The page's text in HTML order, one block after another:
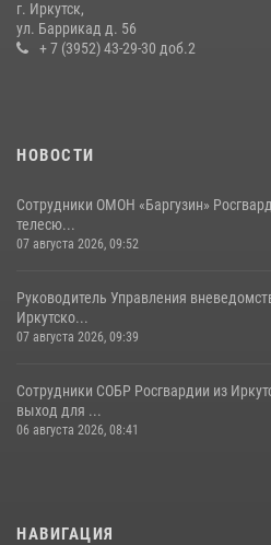
Сотрудники СОБР «Байкал»
условных диверсионных групп в
г. Иркутск,
ул. Баррикад д. 56
+ 7 (3952) 43-29-30 доб.2
НОВОСТИ
Сотрудники ОМОН «Баргузин»
телесю...
07 августа 2026, 09:52
Руководитель Управления
Иркутско...
07 августа 2026, 09:39
Сотрудники СОБР Росгвардии из
выход для ...
06 августа 2026, 08:41
НАВИГАЦИЯ